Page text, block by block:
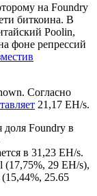
на Foundry
биткоина. В
Poolin,
фоне репрессий
Согласно
21,17 EH/s.
Foundry в
в 31,23 EH/s.
(17,75%, 29 EH/s),
25.65